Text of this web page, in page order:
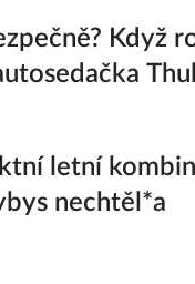
Když
letní
nechtěl*a